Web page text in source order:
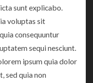
sunt explicabo.
voluptas sit
consequuntur
sequi nesciunt.
ipsum quia dolor
sed quia non